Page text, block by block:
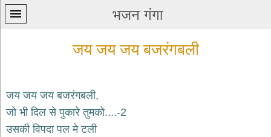
भजन गंगा
प्रथम
पन्ना
जय जय जय बजरंगबली
जय जय जय बजरंगबली,
जो भी दिल से पुकारे तुमको....-2
उसकी विपदा पल मे टली